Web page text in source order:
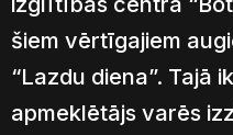
šiem vērtīgajiem
“Lazdu diena”. Tajā
apmeklētājs varēs